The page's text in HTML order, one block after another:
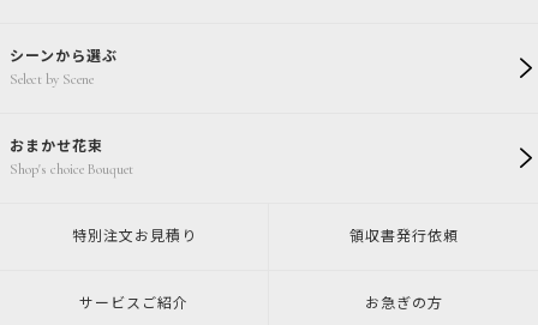
シーンから選ぶ
Select by Scene
おまかせ花束
Shop's choice Bouquet
特別注文 お見積り 領収書発行依頼
サービスご紹介 お急ぎの方